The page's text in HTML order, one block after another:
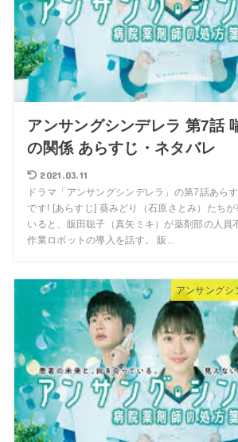
アンサングシンデレラ 第7話
の関係 あらすじ・ネタバレ
2021.03.11
ドラマ「アンサングシンデレラ」の第7話あら
です! [あらすじ] 葵みどり（石原さとみ）たち
いると、販田聡子（真矢ミキ）が薬剤部の人員
作業ロボットの導入を話す。 販...
アンサングシ